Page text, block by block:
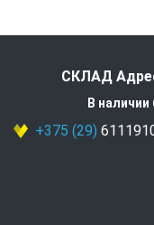
СКЛАД
В
+375 (29)